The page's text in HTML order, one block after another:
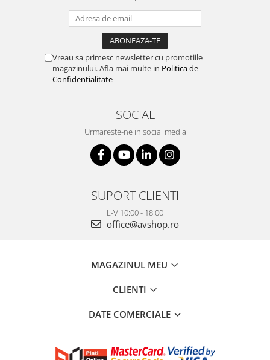
Vreau sa primesc newsletter cu promotiile
magazinului. Afla mai multe in Politica de
Confidentialitate
SOCIAL
Urmareste-ne in social media
SUPORT CLIENTI
L-V 10:00 - 18:00
office@avshop.ro
MAGAZINUL MEU
CLIENTI
DATE COMERCIALE